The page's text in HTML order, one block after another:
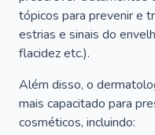
tópicos para prevenir e
estrias e sinais do
flacidez etc.).
Além disso, o
mais capacitado para
cosméticos, incluindo: